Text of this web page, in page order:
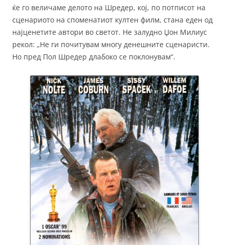
ќе го величаме делото на Шредер, кој, по потписот на
сценариото на споменатиот култен филм, стана еден од
најценетите автори во светот. Не залудно Џон Милиус
рекол: „Не ги почитувам многу денешните сценаристи.
Но пред Пол Шредер длабоко се поклонувам“.